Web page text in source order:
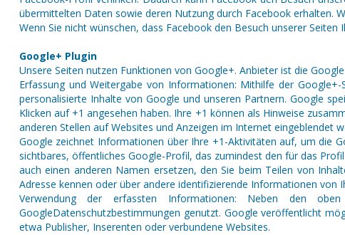
übermittelten Daten sowie deren Nutzung durch Facebook erhalten.
Wenn Sie nicht wünschen, dass Facebook den Besuch unserer
Google+ Plugin
Unsere Seiten nutzen Funktionen von Google+. Anbieter ist die
Erfassung und Weitergabe von Informationen: Mithilfe der
personalisierte Inhalte von Google und unseren Partnern. Google
Klicken auf +1 angesehen haben. Ihre +1 können als Hinweise
anderen Stellen auf Websites und Anzeigen im Internet eingeblendet
Google zeichnet Informationen über Ihre +1-Aktivitäten auf, um die
sichtbares, öffentliches Google-Profil, das zumindest den für das
auch einen anderen Namen ersetzen, den Sie beim Teilen von
Adresse kennen oder über andere identifizierende Informationen von
Verwendung der erfassten Informationen: Neben den
GoogleDatenschutzbestimmungen genutzt. Google veröffentlicht
etwa Publisher, Inserenten oder verbundene Websites.